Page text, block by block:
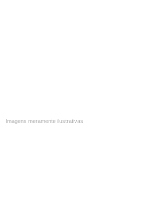
Imagens meramente ilustrativas